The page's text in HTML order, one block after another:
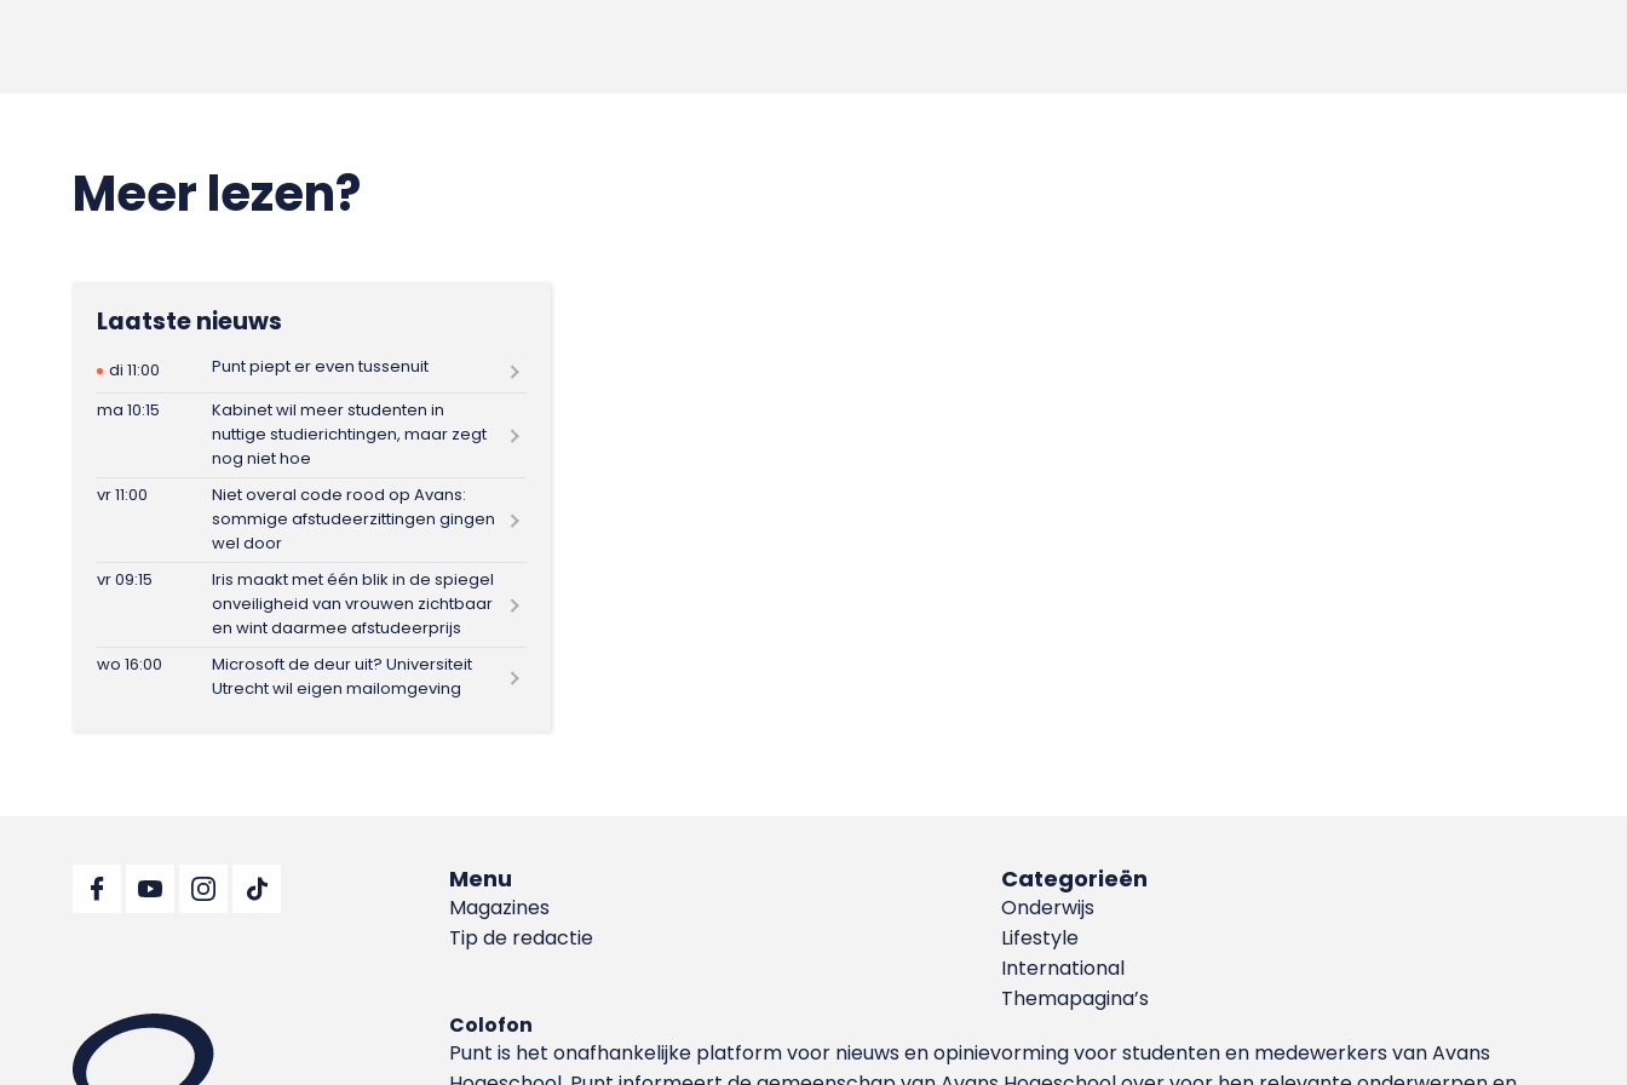
Meer lezen?
Laatste nieuws
di 11:00
Punt piept er even tussenuit
ma 10:15
Kabinet wil meer studenten in
nuttige studierichtingen, maar zegt
nog niet hoe
vr 11:00
Niet overal code rood op Avans:
sommige afstudeerzittingen gingen
wel door
vr 09:15
Iris maakt met één blik in de spiegel
onveiligheid van vrouwen zichtbaar
en wint daarmee afstudeerprijs
wo 16:00
Microsoft de deur uit? Universiteit
Utrecht wil eigen mailomgeving
Menu
Magazines
Tip de redactie
Categorieën
Onderwijs
Lifestyle
International
Themapagina’s
Colofon
Punt is het onafhankelijke platform voor nieuws en opinievorming voor studenten en medewerkers van Avans